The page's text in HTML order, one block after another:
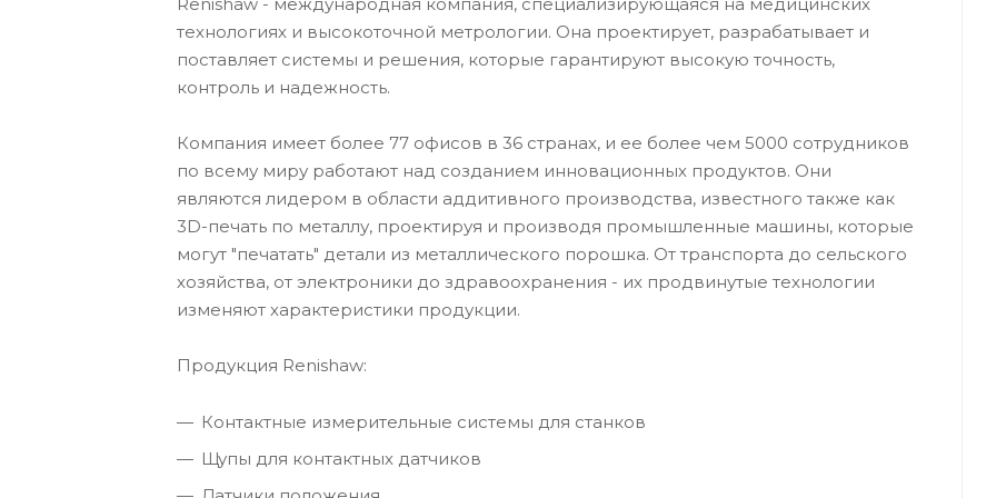
технологиях и высокоточной метрологии. Она проектирует, разрабатывает и
поставляет системы и решения, которые гарантируют высокую точность,
контроль и надежность.
Компания имеет более 77 офисов в 36 странах, и ее более чем 5000 сотрудников
по всему миру работают над созданием инновационных продуктов. Они
являются лидером в области аддитивного производства, известного также как
3D-печать по металлу, проектируя и производя промышленные машины, которые
могут "печатать" детали из металлического порошка. От транспорта до сельского
хозяйства, от электроники до здравоохранения - их продвинутые технологии
изменяют характеристики продукции.
Продукция Renishaw:
Контактные измерительные системы для станков
Щупы для контактных датчиков